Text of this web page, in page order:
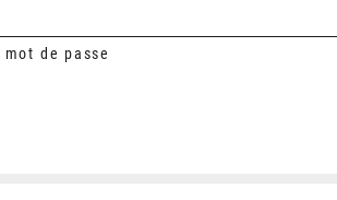
mot de passe